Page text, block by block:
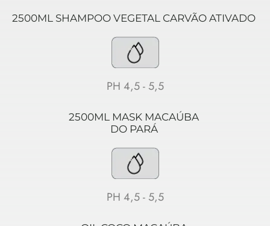
2500ML SHAMPOO VEGETAL CARVÃO ATIVADO
PH 4,5 - 5,5
2500ML MASK MACAÚBA
DO PARÁ
PH 4,5 - 5,5